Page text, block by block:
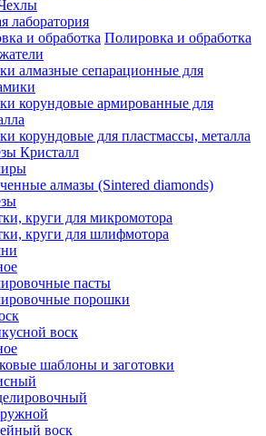
лаборатория
Полировка и обработка
алмазные сепарационные для
корундовые армированные для
корундовые для пластмассы, металла
Кристалл
алмазы (Sintered diamonds)
круги для микромотора
круги для шлифмотора
пасты
порошки
воск
шаблоны и заготовки
воск